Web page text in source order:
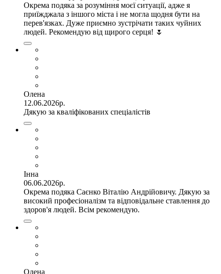
Окрема подяка за розуміння моєї ситуації, адже я
приїжджала з іншого міста і не могла щодня бути на
перев'язках. Дуже приємно зустрічати таких чуйних
людей. Рекомендую від щирого серця! 🌷
Олена
12.06.2026р.
Дякую за кваліфікованих спеціалістів
Інна
06.06.2026р.
Окрема подяка Саєнко Віталію Андрійовичу. Дякую за
високий професіоналізм та відповідальне ставлення до
здоров'я людей. Всім рекомендую.
Олена